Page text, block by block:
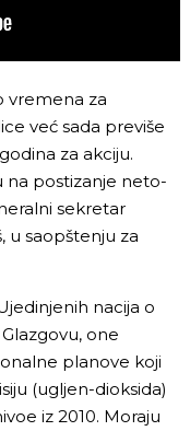
vremena za
već sada previše
za akciju.
na postizanje neto-
sekretar
u saopštenju za
nacija o
one
planove koji
(ugljen-dioksida)
iz 2010. Moraju